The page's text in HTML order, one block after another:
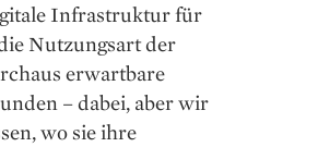
Infrastruktur für
Nutzungsart der
erwartbare
– dabei, aber wir
wo sie ihre